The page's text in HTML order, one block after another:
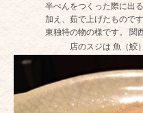
半ぺんをつくった際に出
加え、茹で上げたもので
東独特の物の様です。 関
店のスジは 魚（鮫